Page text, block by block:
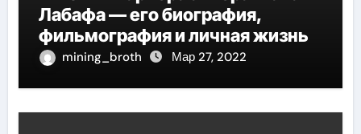
Лабафа — его биография,
фильмография и личная жизнь
mining_broth Мар 27, 2022